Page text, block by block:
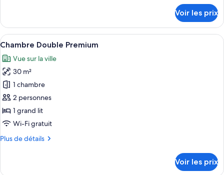
le
type
de
Chambre
Double
Standard
Voir les prix
Afficher
toutes
les
photos
pour
ce
type
de
chambre :
Chambre
Une chambre d’hôtel avec un
6
Chambre Double Premium
Vue sur la ville
30 m²
1 chambre
2 personnes
1 grand lit
Wi-Fi gratuit
Plus de détails
Plus
Voir les prix